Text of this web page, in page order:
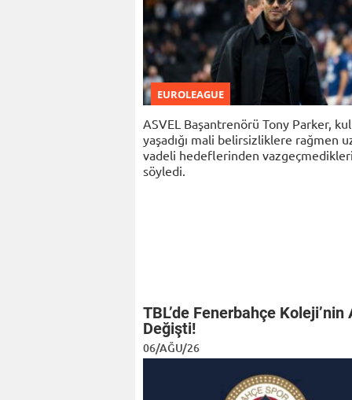
EUROLEAGUE
ASVEL Başantrenörü Tony Parker,
yaşadığı mali belirsizliklere rağmen
vadeli hedeflerinden
söyledi.
TBL’de Fenerbahçe Koleji’nin
Değişti!
06/AĞU/26